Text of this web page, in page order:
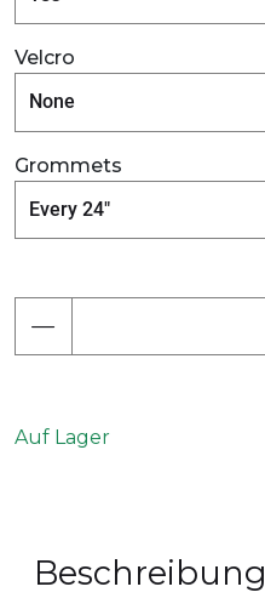
Velcro
Grommets
Auf Lager
Beschreibung